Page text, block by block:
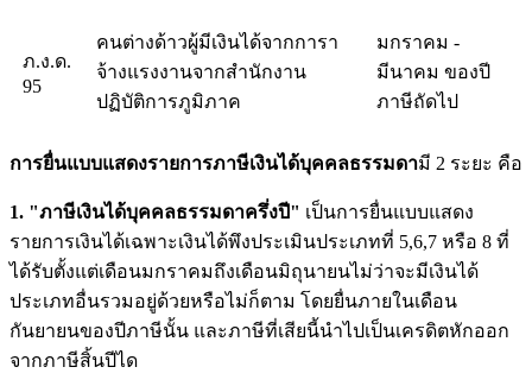
ภ.ง.ด.
95
คนต่างด้าวผู้มีเงินได้จากการา
จ้างแรงงานจากสำนักงาน
ปฏิบัติการภูมิภาค
มกราคม -
มีนาคม ของปี
ภาษีถัดไป
การยื่นแบบแสดงรายการภาษีเงินได้บุคคลธรรมดามี 2 ระยะ คือ
1. "ภาษีเงินได้บุคคลธรรมดาครึ่งปี" เป็นการยื่นแบบแสดง
รายการเงินได้เฉพาะเงินได้พึงประเมินประเภทที่ 5,6,7 หรือ 8 ที่
ได้รับตั้งแต่เดือนมกราคมถึงเดือนมิถุนายนไม่ว่าจะมีเงินได้
ประเภทอื่นรวมอยู่ด้วยหรือไม่ก็ตาม โดยยื่นภายในเดือน
กันยายนของปีภาษีนั้น และภาษีที่เสียนี้นำไปเป็นเครดิตหักออก
จากภาษีสิ้นปีได